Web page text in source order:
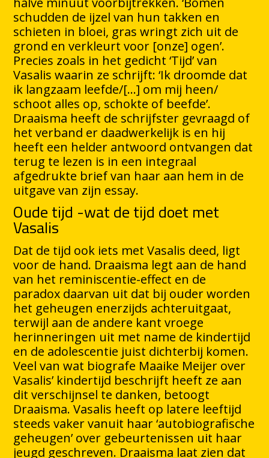
schudden de ijzel van hun takken en
schieten in bloei, gras wringt zich uit de
grond en verkleurt voor [onze] ogen’.
Precies zoals in het gedicht ‘Tijd’ van
Vasalis waarin ze schrijft: ‘Ik droomde dat
ik langzaam leefde/[…] om mij heen/
schoot alles op, schokte of beefde’.
Draaisma heeft de schrijfster gevraagd of
het verband er daadwerkelijk is en hij
heeft een helder antwoord ontvangen dat
terug te lezen is in een integraal
afgedrukte brief van haar aan hem in de
uitgave van zijn essay.
Oude tijd -wat de tijd doet met
Vasalis
Dat de tijd ook iets met Vasalis deed, ligt
voor de hand. Draaisma legt aan de hand
van het reminiscentie-effect en de
paradox daarvan uit dat bij ouder worden
het geheugen enerzijds achteruitgaat,
terwijl aan de andere kant vroege
herinneringen uit met name de kindertijd
en de adolescentie juist dichterbij komen.
Veel van wat biografe Maaike Meijer over
Vasalis’ kindertijd beschrijft heeft ze aan
dit verschijnsel te danken, betoogt
Draaisma. Vasalis heeft op latere leeftijd
steeds vaker vanuit haar ‘autobiografische
geheugen’ over gebeurtenissen uit haar
jeugd geschreven. Draaisma laat zien dat